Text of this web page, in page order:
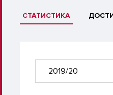
СТАТИСТИКА
2019/20